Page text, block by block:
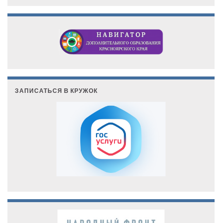
ЗАПИСАТЬСЯ В КРУЖОК